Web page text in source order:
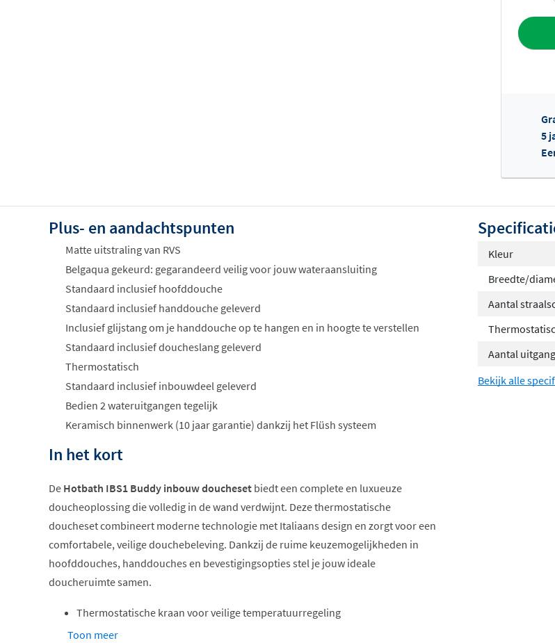
5
Plus- en aandachtspunten
Matte uitstraling van RVS
Belgaqua gekeurd: gegarandeerd veilig voor jouw wateraansluiting
Standaard inclusief hoofddouche
Standaard inclusief handdouche geleverd
Inclusief glijstang om je handdouche op te hangen en in hoogte te verstellen
Standaard inclusief doucheslang geleverd
Thermostatisch
Standaard inclusief inbouwdeel geleverd
Bedien 2 wateruitgangen tegelijk
Keramisch binnenwerk (10 jaar garantie) dankzij het Flüsh systeem
In het kort
De Hotbath IBS1 Buddy inbouw doucheset biedt een complete en luxueuze
doucheoplossing die volledig in de wand verdwijnt. Deze thermostatische
doucheset combineert moderne technologie met Italiaans design en zorgt voor een
comfortabele, veilige douchebeleving. Dankzij de ruime keuzemogelijkheden in
hoofddouches, handdouches en bevestigingsopties stel je jouw ideale
doucheruimte samen.
Thermostatische kraan voor veilige temperatuurregeling
Compleet met inbouwdeel geleverd
Toon meer
Kleur
Breedte/
Aantal
Aantal
Bekijk alle